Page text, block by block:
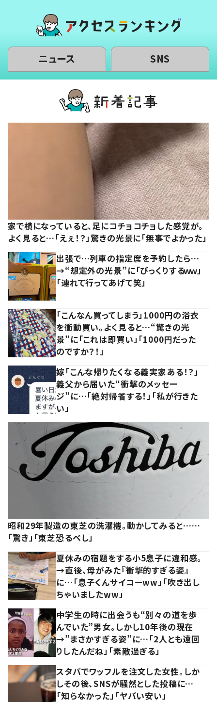
ニュース SNS
家で横になっていると、足にコチョコチョした感覚が。
よく見ると…「えぇ！？」驚きの光景に「無事でよかった」
出張で…列車の指定席を予約したら…
→“想定外の光景”に「びっくりするｗｗ」
「連れて行ってあげて笑」
「こんなん買ってしまう」1000円の浴衣
を衝動買い。よく見ると…“驚きの光
景”に「これは即買い」「1000円だった
のですか？！」
嫁「こんな帰りたくなる義実家ある！？」
義父から届いた“衝撃のメッセー
ジ”に…「絶対帰省する！」「私が行きた
い」
昭和29年製造の東芝の洗濯機。動かしてみると……
「驚き」「東芝恐るべし」
夏休みの宿題をする小5息子に違和感。
→直後、母がみた『衝撃的すぎる姿』
に…「息子くんサイコーww」「吹き出し
ちゃいましたww」
中学生の時に出会うも“別々の道を歩
んでいた”男女。しかし10年後の現在
→”まさかすぎる姿”に…「2人とも遠回
りしたんだね」「素敵過ぎる」
スタバでワッフルを注文した女性。しか
しその後、SNSが騒然とした投稿に…
「知らなかった」「ヤバい安い」